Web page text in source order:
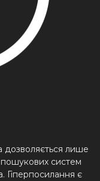
дозволяється лише
пошукових систем
Гіперпосилання є